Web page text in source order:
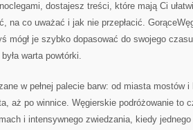
dostajesz treści, które mają Ci
na co uważać i jak nie przepłacić.
mógł je szybko dopasować do swojego
warta powtórki.
w pełnej palecie barw: od miasta mostów
aż po winnice. Węgierskie podróżowanie to
i intensywnego zwiedzania, kiedy jednego